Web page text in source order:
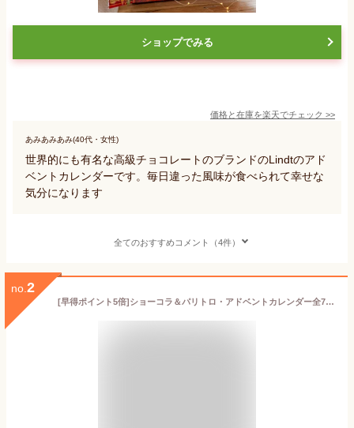
ショップでみる
価格と在庫を楽天でチェック >>
あみあみあみ(40代・女性)
世界的にも有名な高級チョコレートのブランドのLindtのアド
ベントカレンダーです。毎日違った風味が食べられて幸せな
気分になります
全てのおすすめコメント（4件）
no. 2
[早得ポイント5倍]ショーコラ＆パリトロ・アドベントカレンダー全7種 [1/1着迄] バニラビーンズ ショーコラ パリトロ ギフト プレゼント チョコレート サンド チョコ お菓子 スイーツ クッキー 詰め合わせ おしゃれ 洋菓子 クリスマス アドベントカレンダー